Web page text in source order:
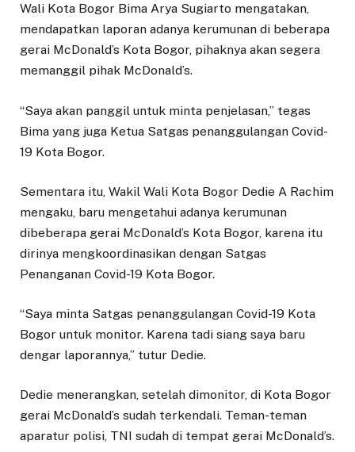
Wali Kota Bogor Bima Arya Sugiarto mengatakan,
mendapatkan laporan adanya kerumunan di beberapa
gerai McDonald’s Kota Bogor, pihaknya akan segera
memanggil pihak McDonald’s.
“Saya akan panggil untuk minta penjelasan,” tegas
Bima yang juga Ketua Satgas penanggulangan Covid-
19 Kota Bogor.
Sementara itu, Wakil Wali Kota Bogor Dedie A Rachim
mengaku, baru mengetahui adanya kerumunan
dibeberapa gerai McDonald’s Kota Bogor, karena itu
dirinya mengkoordinasikan dengan Satgas
Penanganan Covid-19 Kota Bogor.
“Saya minta Satgas penanggulangan Covid-19 Kota
Bogor untuk monitor. Karena tadi siang saya baru
dengar laporannya,” tutur Dedie.
Dedie menerangkan, setelah dimonitor, di Kota Bogor
gerai McDonald’s sudah terkendali. Teman-teman
aparatur polisi, TNI sudah di tempat gerai McDonald’s.